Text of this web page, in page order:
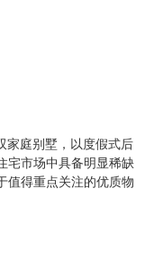
家庭别墅，以度假式后
宅市场中具备明显稀缺
值得重点关注的优质物